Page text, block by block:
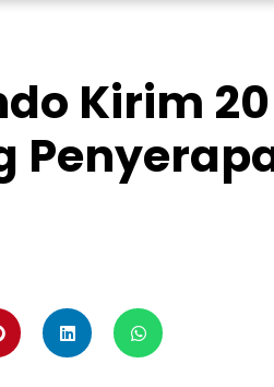
Kirim